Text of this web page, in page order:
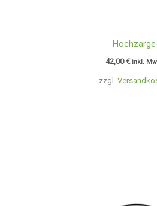
zzgl.
Hochzarge
42,00€ inkl.